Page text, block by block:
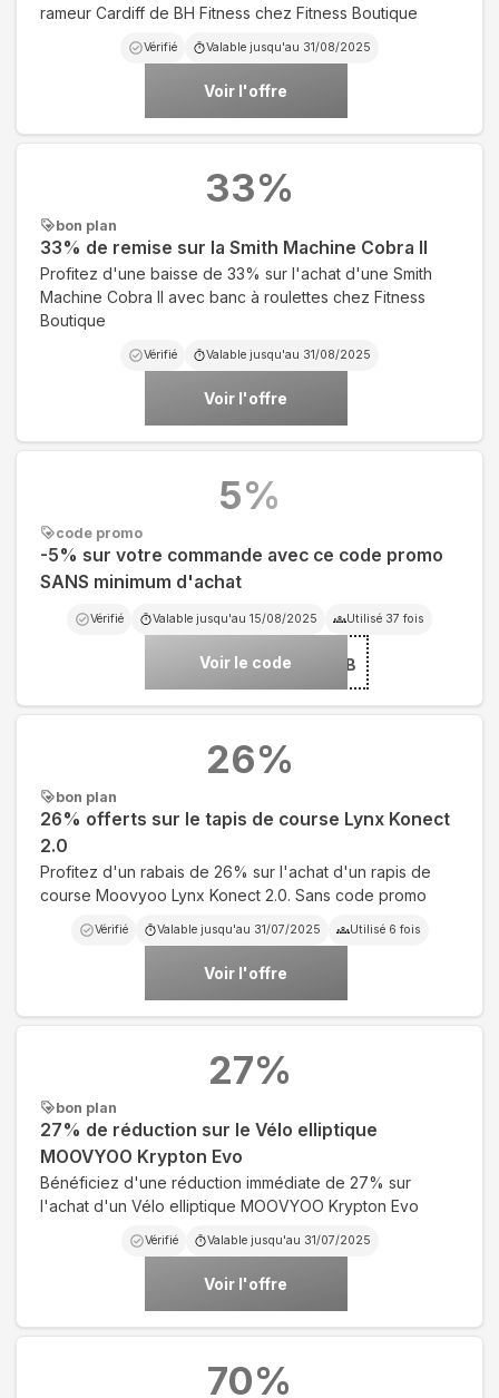
rameur Cardiff de BH Fitness chez Fitness Boutique
Vérifié Valable jusqu'au 31/08/2025
Voir l'offre
bon plan
33% de remise sur la Smith Machine Cobra II
Profitez d'une baisse de 33% sur l'achat d'une Smith
Machine Cobra II avec banc à roulettes chez Fitness
Boutique
Vérifié Valable jusqu'au 31/08/2025
Voir l'offre
33%
code promo
-5% sur votre commande avec ce code promo
SANS minimum d'achat
Vérifié Valable jusqu'au 15/08/2025 Utilisé 37 fois
Voir le code***3824FB
5%
bon plan
26% offerts sur le tapis de course Lynx Konect
2.0
Profitez d'un rabais de 26% sur l'achat d'un rapis de
course Moovyoo Lynx Konect 2.0. Sans code promo
Vérifié Valable jusqu'au 31/07/2025 Utilisé 6 fois
Voir l'offre
26%
bon plan
27% de réduction sur le Vélo elliptique
MOOVYOO Krypton Evo
Bénéficiez d'une réduction immédiate de 27% sur
l'achat d'un Vélo elliptique MOOVYOO Krypton Evo
Vérifié Valable jusqu'au 31/07/2025
Voir l'offre
27%
70%